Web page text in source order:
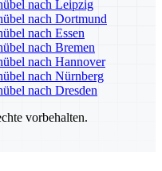
nach Leipzig
nach Dortmund
nach Essen
nach Bremen
nach Hannover
nach Nürnberg
nach Dresden
vorbehalten.